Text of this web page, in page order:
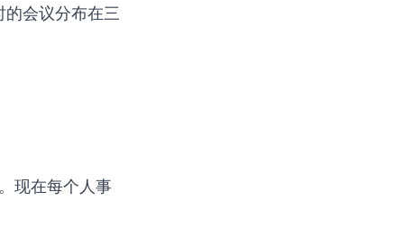
会议分布在三
现在每个人事